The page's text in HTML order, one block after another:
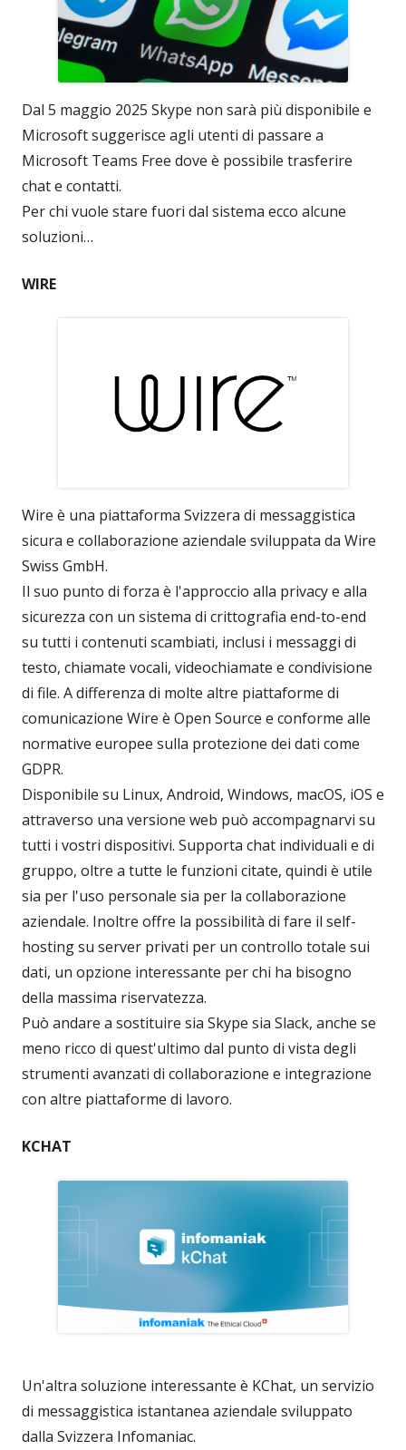
Dal 5 maggio 2025 Skype non sarà più disponibile e
Microsoft suggerisce agli utenti di passare a
Microsoft Teams Free dove è possibile trasferire
chat e contatti.
Per chi vuole stare fuori dal sistema ecco alcune
soluzioni…
WIRE
Wire è una piattaforma Svizzera di messaggistica
sicura e collaborazione aziendale sviluppata da Wire
Swiss GmbH.
Il suo punto di forza è l'approccio alla privacy e alla
sicurezza con un sistema di crittografia end-to-end
su tutti i contenuti scambiati, inclusi i messaggi di
testo, chiamate vocali, videochiamate e condivisione
di file. A differenza di molte altre piattaforme di
comunicazione Wire è Open Source e conforme alle
normative europee sulla protezione dei dati come
GDPR.
Disponibile su Linux, Android, Windows, macOS, iOS e
attraverso una versione web può accompagnarvi su
tutti i vostri dispositivi. Supporta chat individuali e di
gruppo, oltre a tutte le funzioni citate, quindi è utile
sia per l'uso personale sia per la collaborazione
aziendale. Inoltre offre la possibilità di fare il self-
hosting su server privati per un controllo totale sui
dati, un opzione interessante per chi ha bisogno
della massima riservatezza.
Può andare a sostituire sia Skype sia Slack, anche se
meno ricco di quest'ultimo dal punto di vista degli
strumenti avanzati di collaborazione e integrazione
con altre piattaforme di lavoro.
KCHAT
Un'altra soluzione interessante è KChat, un servizio
di messaggistica istantanea aziendale sviluppato
dalla Svizzera Infomaniac.